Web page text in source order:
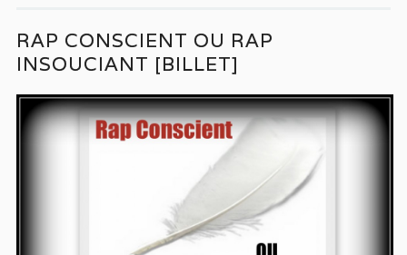
RAP CONSCIENT OU RAP
INSOUCIANT [BILLET]